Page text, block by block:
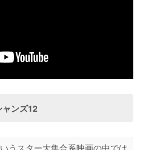
ャンズ12
うスター大集合系映画の中では